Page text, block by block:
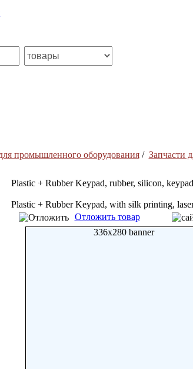
промышленного оборудования/ Запчасти
Plastic + Rubber Keypad, rubber, silicon, keypad
Plastic + Rubber Keypad, with silk printing,
Отложить товар
336x280 banner